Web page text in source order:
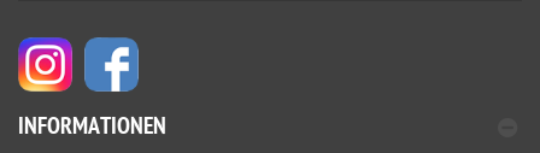
INFORMATIONEN